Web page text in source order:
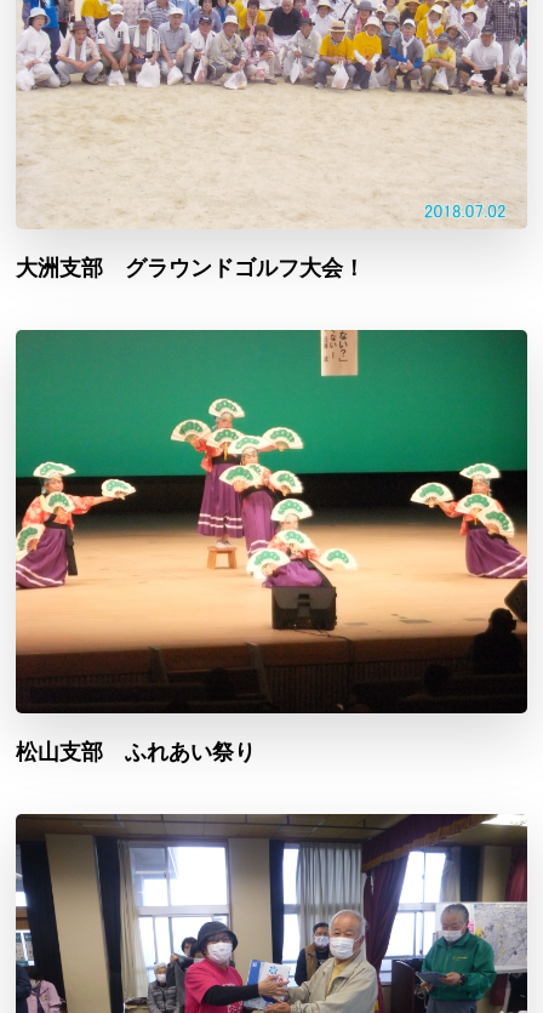
大洲支部 グラウンドゴルフ大会！
松山支部 ふれあい祭り